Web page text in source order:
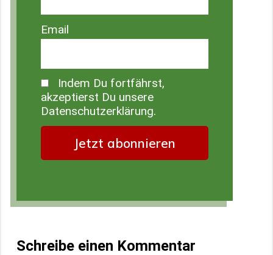
Email
Indem Du fortfährst,
akzeptierst Du unsere
Datenschutzerklärung.
Schreibe einen Kommentar